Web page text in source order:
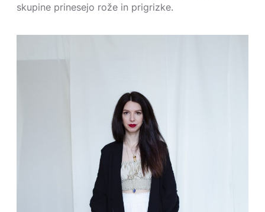
skupine prinesejo rože in prigrizke.